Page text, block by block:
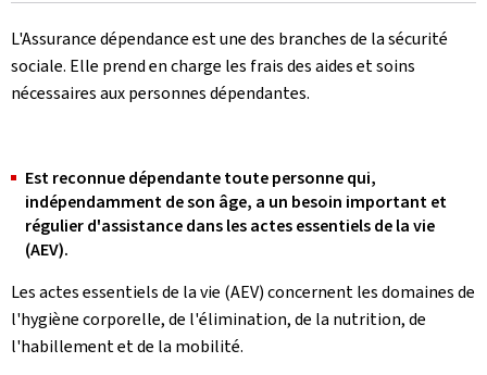
L'Assurance dépendance est une des branches de la sécurité
sociale. Elle prend en charge les frais des aides et soins
nécessaires aux personnes dépendantes.
Est reconnue dépendante toute personne qui,
indépendamment de son âge, a un besoin important et
régulier d'assistance dans les actes essentiels de la vie
(AEV).
Les actes essentiels de la vie (AEV) concernent les domaines de
l'hygiène corporelle, de l'élimination, de la nutrition, de
l'habillement et de la mobilité.